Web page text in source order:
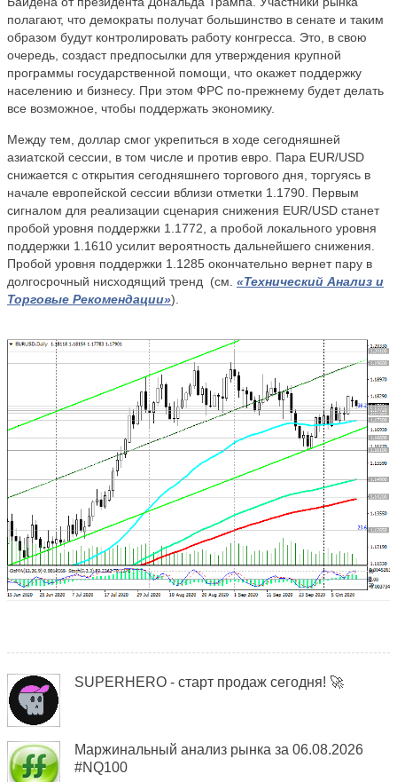
полагают, что демократы получат большинство в сенате и таким
образом будут контролировать работу конгресса. Это, в свою
очередь, создаст предпосылки для утверждения крупной
программы государственной помощи, что окажет поддержку
населению и бизнесу. При этом ФРС по-прежнему будет делать
все возможное, чтобы поддержать экономику.
Между тем, доллар смог укрепиться в ходе сегодняшней
азиатской сессии, в том числе и против евро. Пара EUR/USD
снижается с открытия сегодняшнего торгового дня, торгуясь в
начале европейской сессии вблизи отметки 1.1790. Первым
сигналом для реализации сценария снижения EUR/USD станет
пробой уровня поддержки 1.1772, а пробой локального уровня
поддержки 1.1610 усилит вероятность дальнейшего снижения.
Пробой уровня поддержки 1.1285 окончательно вернет пару в
долгосрочный нисходящий тренд
(см. «Технический Анализ и
Торговые Рекомендации»).
SUPERHERO - старт продаж сегодня! 🚀
Маржинальный анализ рынка за 06.08.2026
#NQ100